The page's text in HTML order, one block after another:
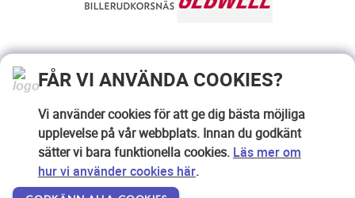
FÅR VI ANVÄNDA COOKIES?
Vi använder cookies för att ge dig bästa möjliga
upplevelse på vår webbplats. Innan du godkänt
sätter vi bara funktionella cookies. Läs mer om
hur vi använder cookies här.